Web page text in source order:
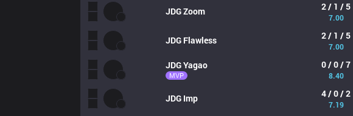
JDGZoom 2 / 1 / 5
7.00
JDG Flawless 2 / 1 / 5
7.00
JDGYagao
MVP
0 / 0 / 7
8.40
JDG Imp 4 / 0 / 2
7.19